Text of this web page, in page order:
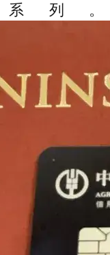
列。